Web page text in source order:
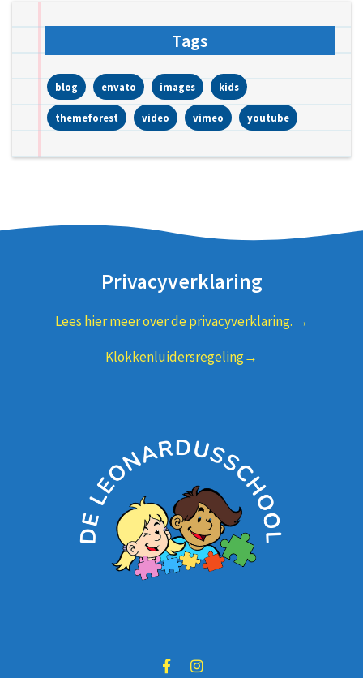
Tags
blog envato images kids
themeforest video vimeo youtube
Privacyverklaring
Lees hier meer over de privacyverklaring. →
Klokkenluidersregeling→